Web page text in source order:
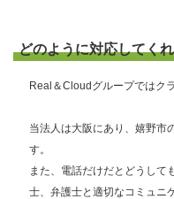
どのように対応してく
Real＆Cloudグループではク
当法人は大阪にあり、嬉野市
す。
また、電話だけだとどうして
士、弁護士と適切なコミュニ